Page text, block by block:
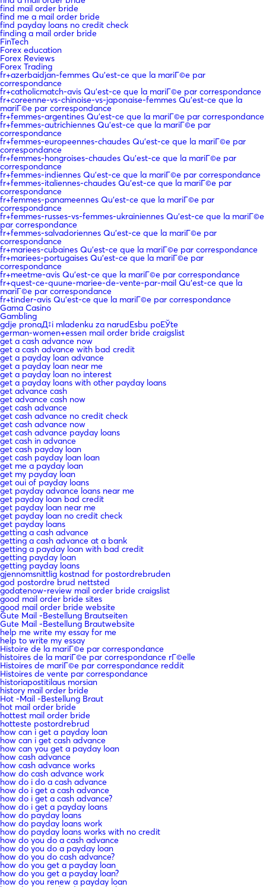
find mail order bride
find me a mail order bride
find payday loans no credit check
finding a mail order bride
FinTech
Forex education
Forex Reviews
Forex Trading
fr+azerbaidjan-femmes Qu'est-ce que la mariГ©e par
correspondance
fr+catholicmatch-avis Qu'est-ce que la mariГ©e par correspondance
fr+coreenne-vs-chinoise-vs-japonaise-femmes Qu'est-ce que la
mariГ©e par correspondance
fr+femmes-argentines Qu'est-ce que la mariГ©e par correspondance
fr+femmes-autrichiennes Qu'est-ce que la mariГ©e par
correspondance
fr+femmes-europeennes-chaudes Qu'est-ce que la mariГ©e par
correspondance
fr+femmes-hongroises-chaudes Qu'est-ce que la mariГ©e par
correspondance
fr+femmes-indiennes Qu'est-ce que la mariГ©e par correspondance
fr+femmes-italiennes-chaudes Qu'est-ce que la mariГ©e par
correspondance
fr+femmes-panameennes Qu'est-ce que la mariГ©e par
correspondance
fr+femmes-russes-vs-femmes-ukrainiennes Qu'est-ce que la mariГ©e
par correspondance
fr+femmes-salvadoriennes Qu'est-ce que la mariГ©e par
correspondance
fr+mariees-cubaines Qu'est-ce que la mariГ©e par correspondance
fr+mariees-portugaises Qu'est-ce que la mariГ©e par
correspondance
fr+meetme-avis Qu'est-ce que la mariГ©e par correspondance
fr+quest-ce-quune-mariee-de-vente-par-mail Qu'est-ce que la
mariГ©e par correspondance
fr+tinder-avis Qu'est-ce que la mariГ©e par correspondance
Gama Casino
Gambling
gdje pronaД‡i mladenku za narudЕѕbu poЕЎte
german-women+essen mail order bride craigslist
get a cash advance now
get a cash advance with bad credit
get a payday loan advance
get a payday loan near me
get a payday loan no interest
get a payday loans with other payday loans
get advance cash
get advance cash now
get cash advance
get cash advance no credit check
get cash advance now
get cash advance payday loans
get cash in advance
get cash payday loan
get cash payday loan loan
get me a payday loan
get my payday loan
get oui of payday loans
get payday advance loans near me
get payday loan bad credit
get payday loan near me
get payday loan no credit check
get payday loans
getting a cash advance
getting a cash advance at a bank
getting a payday loan with bad credit
getting payday loan
getting payday loans
gjennomsnittlig kostnad for postordrebruden
god postordre brud nettsted
godatenow-review mail order bride craigslist
good mail order bride sites
good mail order bride website
Gute Mail -Bestellung Brautseiten
Gute Mail -Bestellung Brautwebsite
help me write my essay for me
help to write my essay
Histoire de la mariГ©e par correspondance
histoires de la mariГ©e par correspondance rГ©elle
Histoires de mariГ©e par correspondance reddit
Histoires de vente par correspondance
historiapostitilaus morsian
history mail order bride
Hot -Mail -Bestellung Braut
hot mail order bride
hottest mail order bride
hotteste postordrebrud
how can i get a payday loan
how can i get cash advance
how can you get a payday loan
how cash advance
how cash advance works
how do cash advance work
how do i do a cash advance
how do i get a cash advance
how do i get a cash advance?
how do i get a payday loans
how do payday loans
how do payday loans work
how do payday loans works with no credit
how do you do a cash advance
how do you do a payday loan
how do you do cash advance?
how do you get a payday loan
how do you get a payday loan?
how do you renew a payday loan